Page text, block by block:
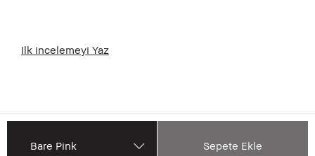
Ilk incelemeyi Yaz
Bare Pink Sepete Ekle